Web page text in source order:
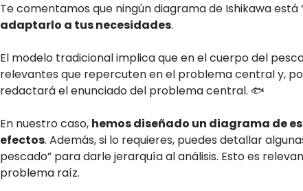
Te comentamos que ningún diagrama de Ishikawa está
adaptarlo a tus necesidades.
El modelo tradicional implica que en el cuerpo del
relevantes que repercuten en el problema central y,
redactará el enunciado del problema central. 🐟
En nuestro caso, hemos diseñado un diagrama de
efectos. Además, si lo requieres, puedes detallar
pescado” para darle jerarquía al análisis. Esto es
problema raíz.